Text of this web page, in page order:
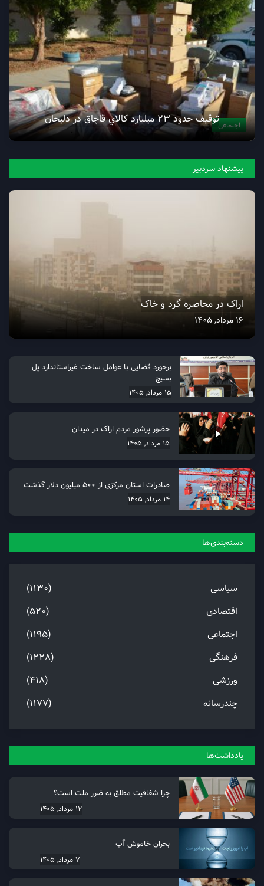
اجتماعیتوقيف حدود 23 ميليارد کالاي قاچاق در دليجان
پیشنهاد سردبیر
اراک در محاصره گرد و خاک
16 مرداد, 1405
برخورد قضایی با عوامل ساخت غیراستاندارد پل
بسیج
15 مرداد, 1405
حضور پرشور مردم اراک در میدان
15 مرداد, 1405
صادرات استان مرکزی از 500 میلیون دلار گذشت
14 مرداد, 1405
دسته‌بندی‌ها
سیاسی
(1130)
اقتصادی
(520)
اجتماعی
(1195)
فرهنگی
(1228)
ورزشی
(418)
چندرسانه
(1177)
یادداشت‌ها
چرا شفافیت مطلق به ضرر ملت است؟
12 مرداد, 1405
بحران خاموش آب
7 مرداد, 1405